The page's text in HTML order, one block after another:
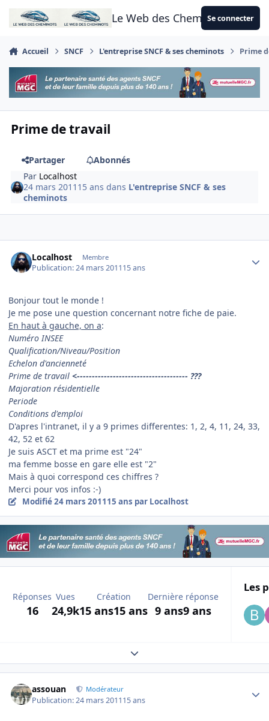
Aller au contenu
Le Web des CheminotsSe connecter
Accueil SNCF L'entreprise SNCF & ses cheminots Prime
Prime de travail
Partager
Abonnés
Par Localhost
24 mars 2011 15 ans dans L'entreprise SNCF & ses
cheminots
Localhost Membre
Publication:24 mars 201115 ans
Bonjour tout le monde !
Je me pose une question concernant notre fiche de paie.
En haut à gauche, on a:
Numéro INSEE
Qualification/Niveau/Position
Echelon d'ancienneté
Prime de travail <------------------------------------- ???
Majoration résidentielle
Periode
Conditions d'emploi
D'apres l'intranet, il y a 9 primes differentes: 1, 2, 4, 11, 24, 33,
42, 52 et 62
Je suis ASCT et ma prime est "24"
ma femme bosse en gare elle est "2"
Mais à quoi correspond ces chiffres ?
Merci pour vos infos :-)
Modifié24 mars 201115 ans par Localhost
Réponses
16
Vues
24,9k
Création
15 ans15 ans
Dernière réponse
9 ans9 ans
Les
Expand topic overview
assouan Modérateur
Publication:24 mars 201115 ans